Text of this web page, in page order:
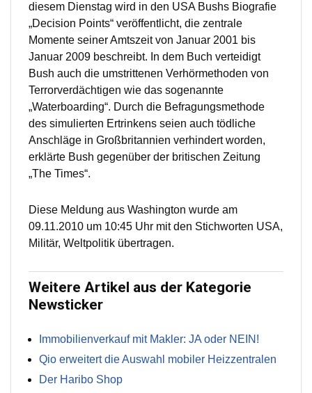
diesem Dienstag wird in den USA Bushs Biografie
„Decision Points“ veröffentlicht, die zentrale
Momente seiner Amtszeit von Januar 2001 bis
Januar 2009 beschreibt. In dem Buch verteidigt
Bush auch die umstrittenen Verhörmethoden von
Terrorverdächtigen wie das sogenannte
„Waterboarding“. Durch die Befragungsmethode
des simulierten Ertrinkens seien auch tödliche
Anschläge in Großbritannien verhindert worden,
erklärte Bush gegenüber der britischen Zeitung
„The Times“.
Diese Meldung aus Washington wurde am
09.11.2010 um 10:45 Uhr mit den Stichworten USA,
Militär, Weltpolitik übertragen.
Weitere Artikel aus der Kategorie
Newsticker
Immobilienverkauf mit Makler: JA oder NEIN!
Qio erweitert die Auswahl mobiler Heizzentralen
Der Haribo Shop